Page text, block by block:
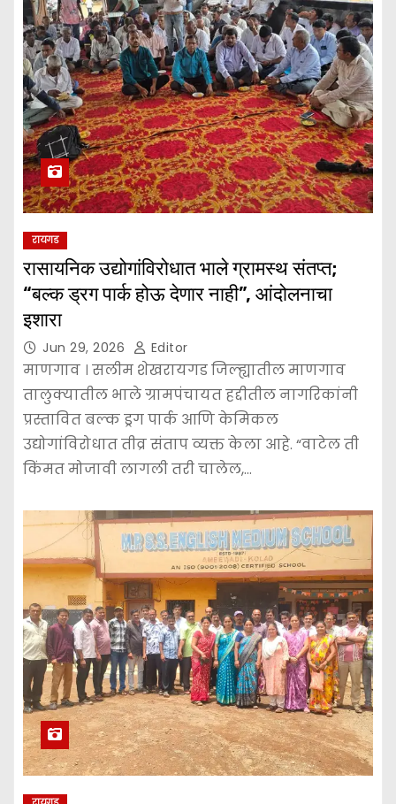
रायगड
रासायनिक उद्योगांविरोधात भाले ग्रामस्थ संतप्त;
“बल्क ड्रग पार्क होऊ देणार नाही”, आंदोलनाचा
इशारा
Jun 29, 2026 Editor
माणगाव । सलीम शेखरायगड जिल्ह्यातील माणगाव
तालुक्यातील भाले ग्रामपंचायत हद्दीतील नागरिकांनी
प्रस्तावित बल्क ड्रग पार्क आणि केमिकल
उद्योगांविरोधात तीव्र संताप व्यक्त केला आहे. “वाटेल ती
किंमत मोजावी लागली तरी चालेल,…